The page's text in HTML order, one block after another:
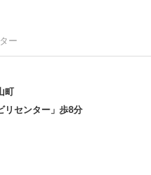
ー
町
リセンター」歩8分